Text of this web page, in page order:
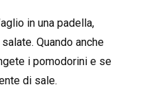
in una padella,
Quando anche
i pomodorini e se
di sale.